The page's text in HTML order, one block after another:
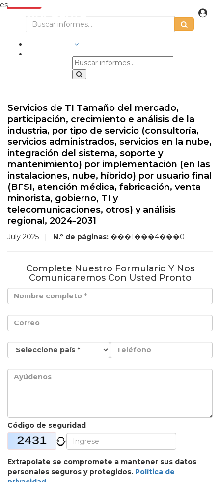
es
Servicios de TI Tamaño del mercado,
participación, crecimiento e análisis de la
industria, por tipo de servicio (consultoría,
servicios administrados, servicios en la nube,
integración del sistema, soporte y
mantenimiento) por implementación (en las
instalaciones, nube, híbrido) por usuario final
(BFSI, atención médica, fabricación, venta
minorista, gobierno, TI y
telecomunicaciones, otros) y análisis
regional, 2024-2031
July 2025 | N.º de páginas: ���1���4���0
Complete Nuestro Formulario Y Nos
Comunicaremos Con Usted Pronto
Código de seguridad
Extrapolate se compromete a mantener sus datos
personales seguros y protegidos. Política de